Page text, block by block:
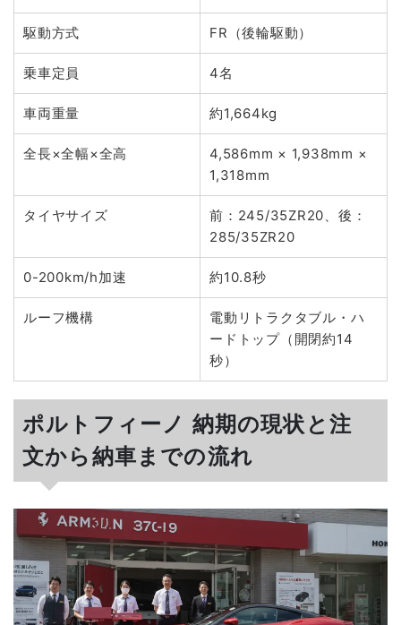
駆動方式 FR（後輪駆動）
乗車定員 4名
車両重量 約1,664kg
全長×全幅×全高
4,586mm × 1,938mm ×
1,318mm
タイヤサイズ
前：245/35ZR20、後：
285/35ZR20
0-200km/h加速 約10.8秒
ルーフ機構
電動リトラクタブル・ハ
ードトップ（開閉約14
秒）
ポルトフィーノ 納期の現状と注
文から納車までの流れ